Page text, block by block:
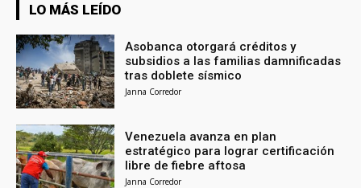
LO MÁS LEÍDO
Asobanca otorgará créditos y
subsidios a las familias damnificadas
tras doblete sísmico
Janna Corredor
Venezuela avanza en plan
estratégico para lograr certificación
libre de fiebre aftosa
Janna Corredor